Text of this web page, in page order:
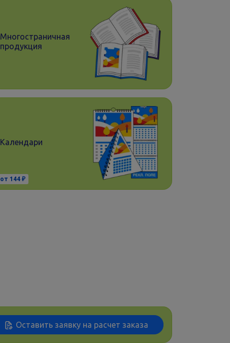
Многостраничная
продукция
от 144 ₽
Календари
Оставить заявку на расчет заказа